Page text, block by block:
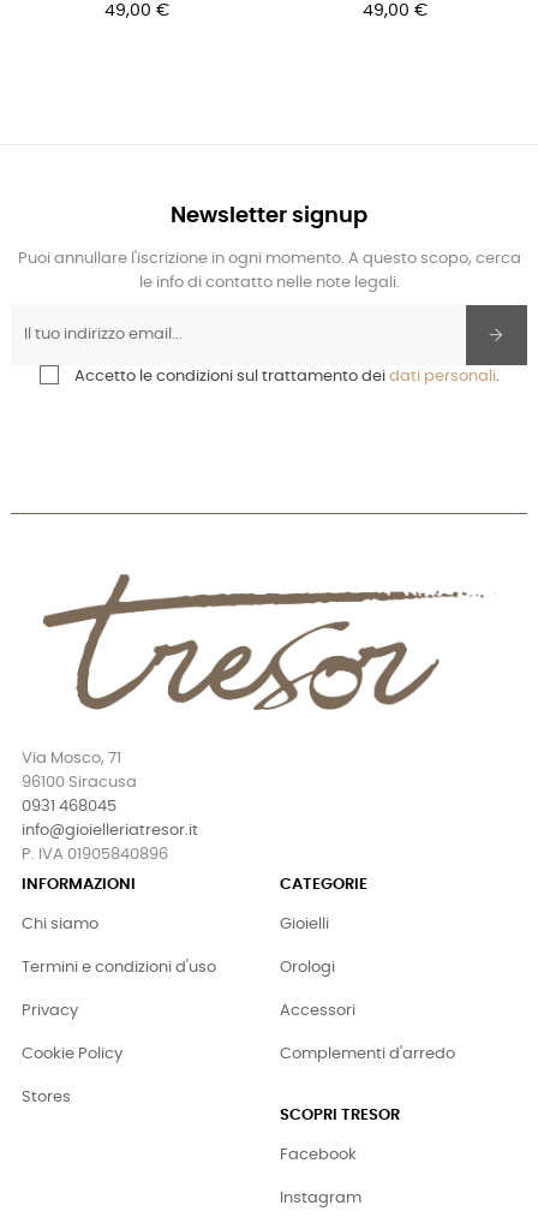
49,00 € 49,00 €
Newsletter signup
Puoi annullare l'iscrizione in ogni momento. A questo scopo, cerca
le info di contatto nelle note legali.
Accetto le condizioni sul trattamento dei dati personali.
Via Mosco, 71
96100 Siracusa
0931 468045
info@gioielleriatresor.it
P. IVA 01905840896
INFORMAZIONI
Chi siamo
Termini e condizioni d'uso
Privacy
Cookie Policy
Stores
CATEGORIE
Gioielli
Orologi
Accessori
Complementi d'arredo
SCOPRI TRESOR
Facebook
Instagram